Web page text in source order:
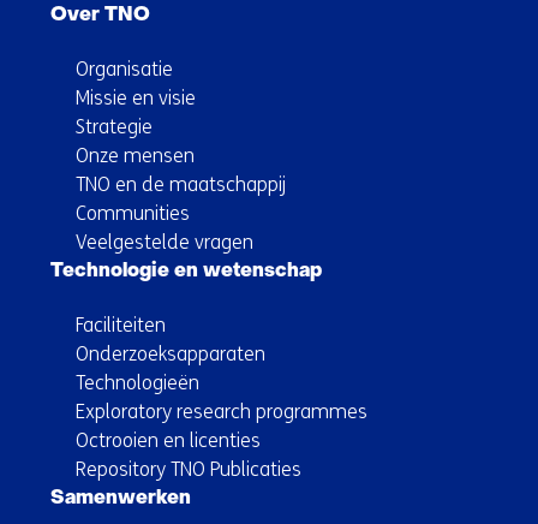
Over TNO
Organisatie
Missie en visie
Strategie
Onze mensen
TNO en de maatschappij
Communities
Veelgestelde vragen
Technologie en wetenschap
Faciliteiten
Onderzoeksapparaten
Technologieën
Exploratory research programmes
Octrooien en licenties
Repository TNO Publicaties
Samenwerken